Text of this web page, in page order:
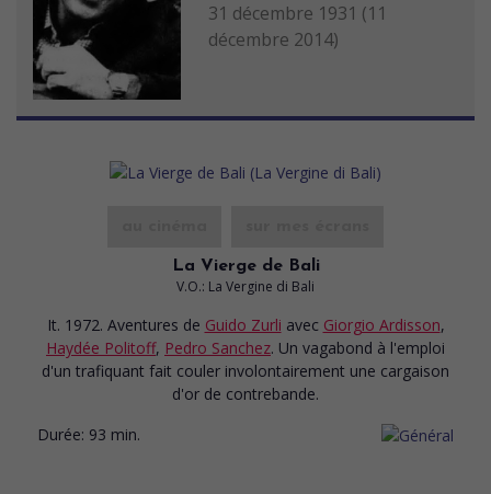
31 décembre 1931 (11
décembre 2014)
La Vierge de Bali
V.O.: La Vergine di Bali
It. 1972. Aventures de Guido Zurli avec Giorgio Ardisson,
Haydée Politoff, Pedro Sanchez. Un vagabond à l'emploi
d'un trafiquant fait couler involontairement une cargaison
d'or de contrebande.
Durée: 93 min.